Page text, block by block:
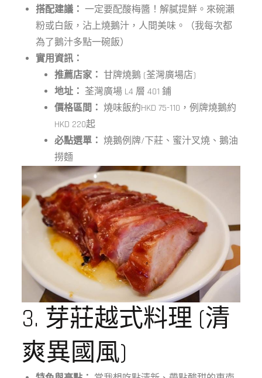
搭配建議： 一定要配酸梅醬！解膩提鮮。來碗瀨
粉或白飯，沾上燒鵝汁，人間美味。（我每次都
為了鵝汁多點一碗飯）
實用資訊：
推薦店家： 甘牌燒鵝 (荃灣廣場店)
地址： 荃灣廣場 L4 層 401 鋪
價格區間： 燒味飯約HKD 75-110，例牌燒鵝約
HKD 220起
必點選單： 燒鵝例牌/下莊、蜜汁叉燒、鵝油
撈麵
3. 芽莊越式料理 (清
爽異國風)